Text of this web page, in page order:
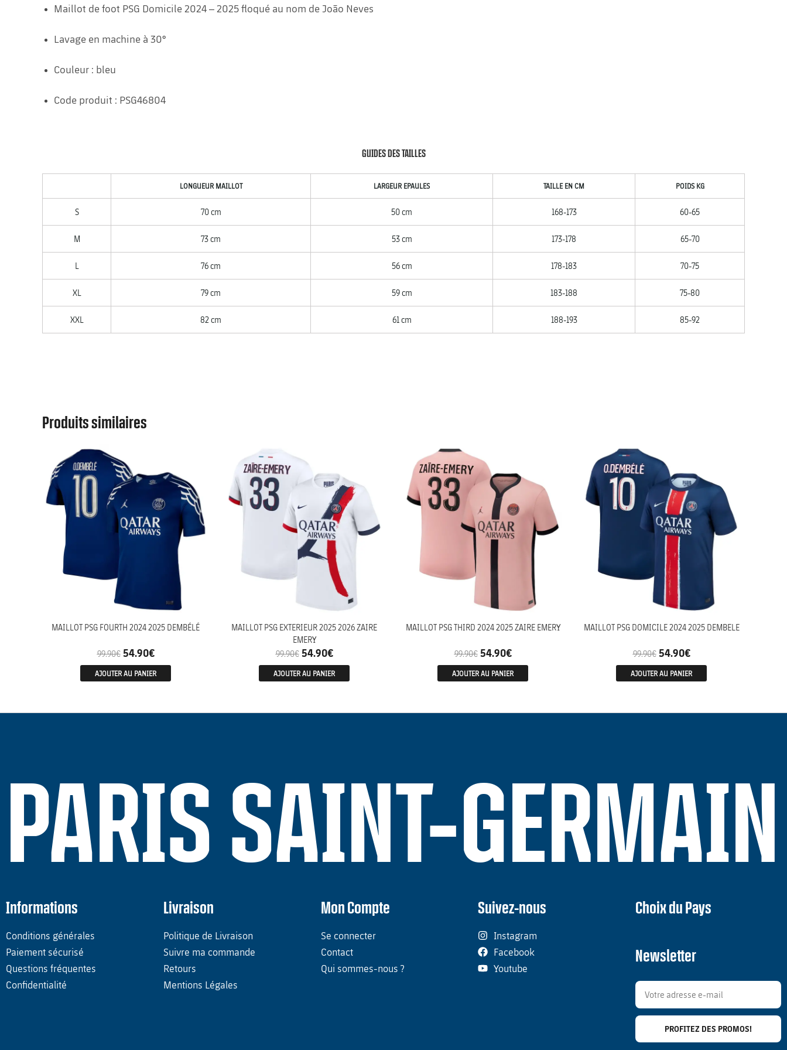
Maillot de foot PSG Domicile 2024 – 2025 floqué au nom de João Neves
Lavage en machine à 30°
Couleur : bleu
Code produit : PSG46804
GUIDES DES TAILLES
LONGUEUR MAILLOT LARGEUR EPAULES TAILLE EN CM POIDS KG
S 70 cm 50 cm 168-173 60-65
M 73 cm 53 cm 173-178 65-70
L 76 cm 56 cm 178-183 70-75
XL 79 cm 59 cm 183-188 75-80
XXL 82 cm 61 cm 188-193 85-92
Produits similaires
MAILLOT PSG FOURTH 2024 2025 DEMBÉLÉ
99.90€ 54.90€
AJOUTER AU PANIER
MAILLOT PSG EXTERIEUR 2025 2026 ZAIRE
EMERY
99.90€ 54.90€
AJOUTER AU PANIER
MAILLOT PSG THIRD 2024 2025 ZAIRE EMERY
99.90€ 54.90€
AJOUTER AU PANIER
MAILLOT PSG DOMICILE 2024 2025 DEMBELE
99.90€ 54.90€
AJOUTER AU PANIER
PARIS SAINT-GERMAIN
Informations
Conditions générales
Paiement sécurisé
Questions fréquentes
Confidentialité
Livraison
Politique de Livraison
Suivre ma commande
Retours
Mentions Légales
Mon Compte
Se connecter
Contact
Qui sommes-nous ?
Suivez-nous
Instagram
Facebook
Youtube
Choix du Pays
Newsletter
PROFITEZ DES PROMOS!